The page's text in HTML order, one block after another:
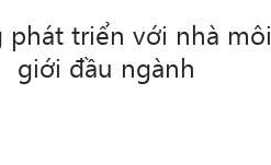
phát triển với nhà môi
giới đầu ngành